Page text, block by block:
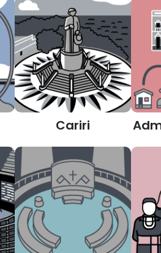
Cariri